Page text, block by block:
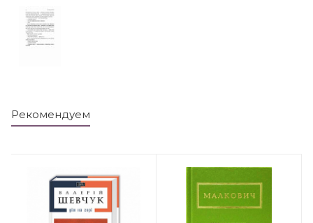
Рекомендуем